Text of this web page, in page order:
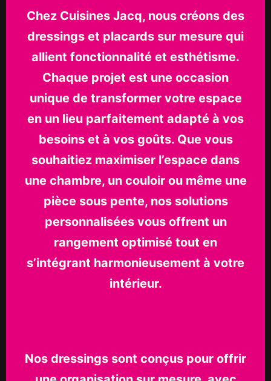
Chez Cuisines Jacq, nous créons des
dressings et placards sur mesure qui
allient fonctionnalité et esthétisme.
Chaque projet est une occasion
unique de transformer votre espace
en un lieu parfaitement adapté à vos
besoins et à vos goûts. Que vous
souhaitiez maximiser l’espace dans
une chambre, un couloir ou même une
pièce sous pente, nos solutions
personnalisées vous offrent un
rangement optimisé tout en
s’intégrant harmonieusement à votre
intérieur.
Nos dressings sont conçus pour offrir